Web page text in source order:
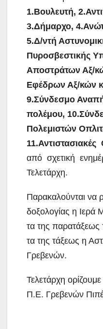
1.Βουλευτή,
3.Δήμαρχο,
5.Δ/ντή
Πυροσβεστικής
Αποστράτων Αξ/
Εφέδρων Αξ/κών
9.Σύνδεσμο
πολέμου,
Πολεμιστών
από σχετική
Τελετάρχη.
Παρακαλούνται να
δοξολογίας η
τα της
τα της τάξεως η
Γρεβενών.
Τελετάρχη
Π.Ε. Γρεβενών